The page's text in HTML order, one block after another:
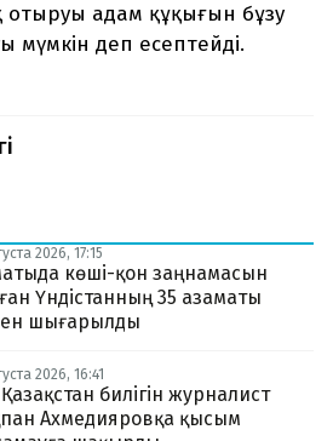
отыруы адам құқығын бұзу
мүмкін деп есептейді.
2026, 17:15
көші-қон заңнамасын
Үндістанның 35 азаматы
шығарылды
2026, 16:41
Қазақстан билігін журналист
Ахмедияровқа қысым